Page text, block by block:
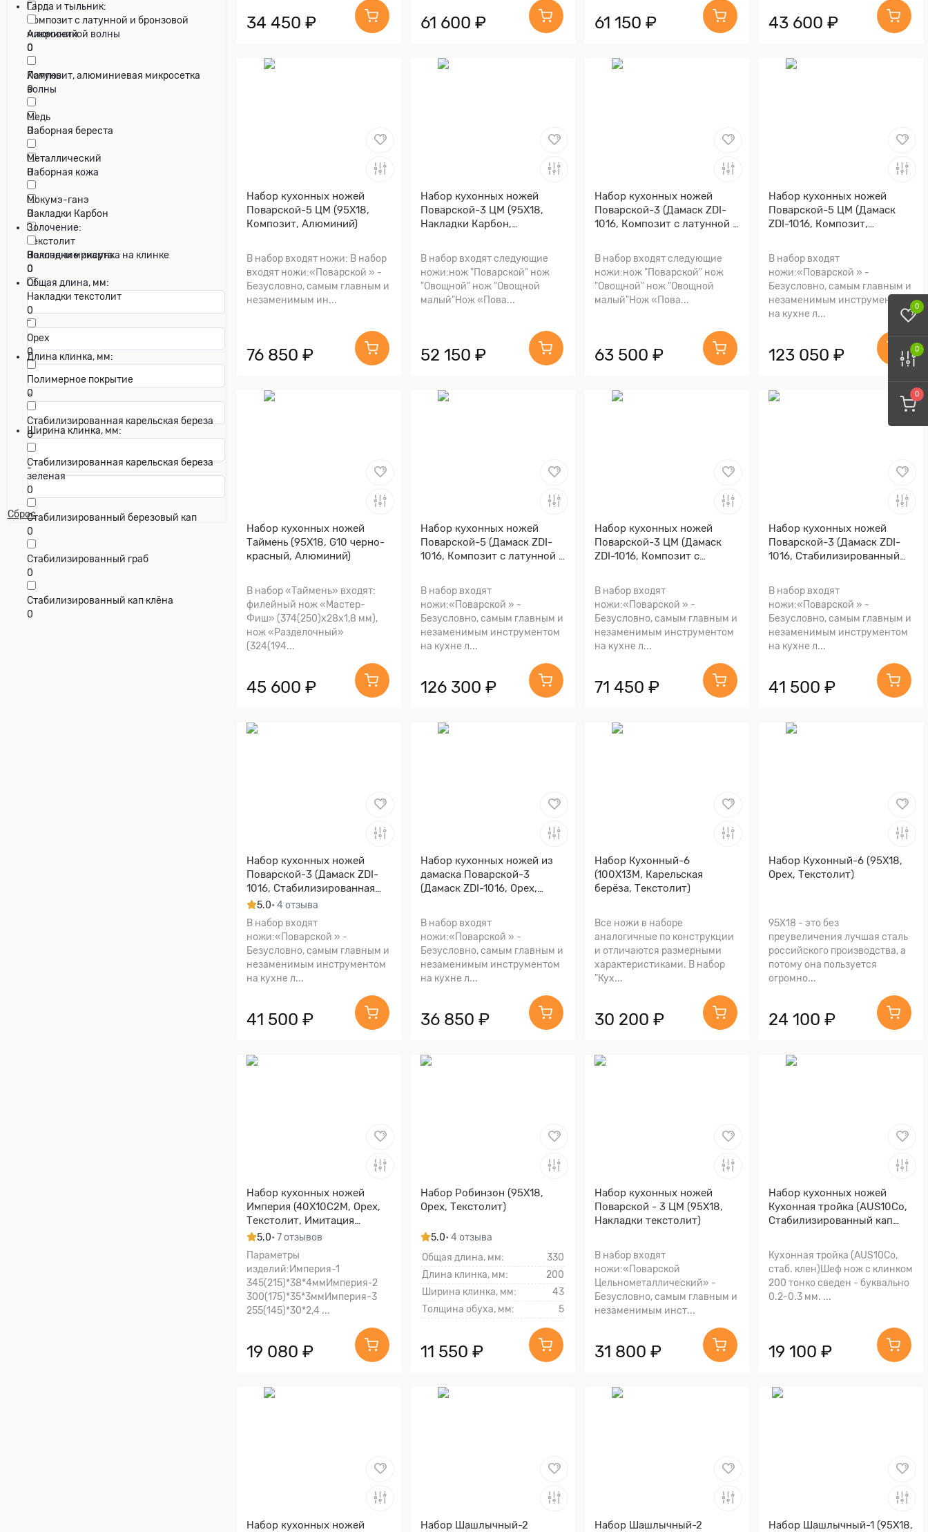
0
0
0
Композит с латунной и бронзовой
микросеткой волны
0
Композит, алюминиевая микросетка
волны
0
Наборная береста
0
Наборная кожа
0
Накладки Карбон
0
Накладки микарта
0
Накладки текстолит
0
Орех
0
Полимерное покрытие
0
Стабилизированная карельская береза
0
Стабилизированная карельская береза
зеленая
0
Стабилизированный березовый кап
0
Стабилизированный граб
0
Стабилизированный кап клёна
0
Гарда и тыльник:
Алюминий
0
Латунь
0
Медь
0
Металлический
0
Мокумэ-ганэ
0
Текстолит
0
Золочение:
Золочение рисунка на клинке
0
Общая длина, мм:
-
Длина клинка, мм:
-
Ширина клинка, мм:
-
Сброс
34 450 ₽ 61 600 ₽ 61 150 ₽ 43 600 ₽
Набор кухонных ножей
Поварской-5 ЦМ (95Х18,
Композит, Алюминий)
В набор входят ножи: В набор
входят ножи:«Поварской » -
Безусловно, самым главным и
незаменимым ин...
76 850 ₽
Набор кухонных ножей
Поварской-3 ЦМ (95Х18,
Накладки Карбон,
В набор входят следующие
ножи:нож "Поварской" нож
"Овощной" нож "Овощной
малый"Нож «Пова...
52 150 ₽
Набор кухонных ножей
Поварской-3 (Дамаск ZDI-
1016, Композит с латунной и
волны, Мокумэ-ганэ)
В набор входят следующие
ножи:нож "Поварской" нож
"Овощной" нож "Овощной
малый"Нож «Пова...
63 500 ₽
Набор кухонных ножей
Поварской-5 ЦМ (Дамаск
ZDI-1016, Композит,
волны)
В набор входят
ножи:«Поварской » -
Безусловно, самым главным и
незаменимым инструментом
на кухне л...
123 050 ₽
Набор кухонных ножей
Таймень (95Х18, G10 черно-
красный, Алюминий)
В набор «Таймень» входят:
филейный нож «Мастер-
Фиш» (374(250)х28х1,8 мм),
нож «Разделочный»
(324(194...
45 600 ₽
Набор кухонных ножей
Поварской-5 (Дамаск ZDI-
1016, Композит с латунной и
волны, Алюминий)
В набор входят
ножи:«Поварской » -
Безусловно, самым главным и
незаменимым инструментом
на кухне л...
126 300 ₽
Набор кухонных ножей
Поварской-3 ЦМ (Дамаск
ZDI-1016, Композит с
микросеткой волны,
Алюминий)
В набор входят
ножи:«Поварской » -
Безусловно, самым главным и
незаменимым инструментом
на кухне л...
71 450 ₽
Набор кухонных ножей
Поварской-3 (Дамаск ZDI-
1016, Стабилизированный
В набор входят
ножи:«Поварской » -
Безусловно, самым главным и
незаменимым инструментом
на кухне л...
41 500 ₽
Набор кухонных ножей
Поварской-3 (Дамаск ZDI-
1016, Стабилизированная
карельская береза
коричневая, Алюминий)
5.0• 4 отзыва
В набор входят
ножи:«Поварской » -
Безусловно, самым главным и
незаменимым инструментом
на кухне л...
41 500 ₽
Набор кухонных ножей из
дамаска Поварской-3
(Дамаск ZDI-1016, Орех,
В набор входят
ножи:«Поварской » -
Безусловно, самым главным и
незаменимым инструментом
на кухне л...
36 850 ₽
Набор Кухонный-6
(100Х13М, Карельская
берёза, Текстолит)
Все ножи в наборе
аналогичные по конструкции
и отличаются размерными
характеристиками. В набор
"Кух...
30 200 ₽
Набор Кухонный-6 (95Х18,
Орех, Текстолит)
95Х18 - это без
преувеличения лучшая сталь
российского производства, а
потому она пользуется
огромно...
24 100 ₽
Набор кухонных ножей
Империя (40Х10С2М, Орех,
Текстолит, Имитация
дамасского рисунка
травлением )
5.0• 7 отзывов
Параметры
изделий:Империя-1
345(215)*38*4ммИмперия-2
300(175)*35*3ммИмперия-3
255(145)*30*2,4 ...
19 080 ₽
Набор Робинзон (95Х18,
Орех, Текстолит)
5.0• 4 отзыва
Общая длина, мм:
330
Длина клинка, мм:
200
Ширина клинка, мм:
43
Толщина обуха, мм:
5
11 550 ₽
Набор кухонных ножей
Поварской - 3 ЦМ (95Х18,
Накладки текстолит)
В набор входят
ножи:«Поварской
Цельнометаллический» -
Безусловно, самым главным и
незаменимым инст...
31 800 ₽
Набор кухонных ножей
Кухонная тройка (AUS10Co,
Стабилизированный кап
Кухонная тройка (AUS10Co,
стаб. клен)Шеф нож с клинком
200 тонко сведен - буквально
0.2-0.3 мм. ...
19 100 ₽
Набор кухонных ножей Набор Шашлычный-2 Набор Шашлычный-2 Набор Шашлычный-1 (95Х18,